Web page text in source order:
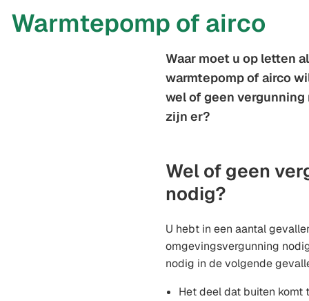
Warmtepomp of airco
Waar moet u op letten
warmtepomp of airco
wel of geen
zijn er?
Wel of geen
nodig?
U hebt in een aantal
omgevingsvergunning
nodig in de volgende
Het deel dat buiten komt